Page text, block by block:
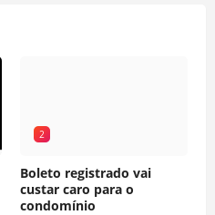
2
Boleto registrado vai
custar caro para o
condomínio